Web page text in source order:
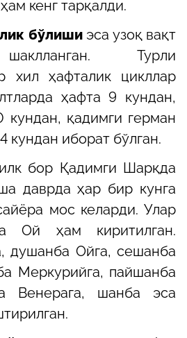
кенг тарқалди.
бўлишиэса узоқ вақт
Турли
хил ҳафталик цикллар
ҳафта 9 кундан,
кундан, қадимги герман
кундан иборат бўлган.
бор Қадимги Шарқда
даврда ҳар бир кунга
мос келарди. Улар
Ой ҳам киритилган.
душанба Ойга, сешанба
Меркурийга, пайшанба
Венерага, шанба эса